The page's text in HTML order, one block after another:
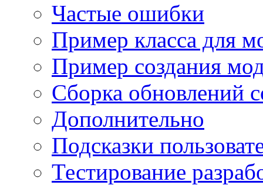
Частые ошибки
Пример класса для
Пример создания
Сборка обновлений
Дополнительно
Подсказки
Тестирование